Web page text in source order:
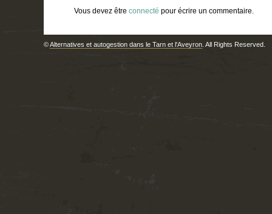
Vous devez être connecté pour écrire un commentaire.
©Alternatives et autogestion dans le Tarn et l'Aveyron . All Rights Reserved.